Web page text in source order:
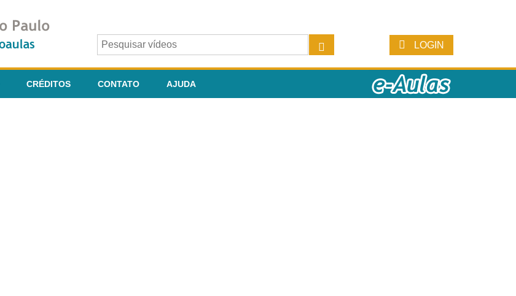
LOGIN
CRÉDITOS CONTATO AJUDA